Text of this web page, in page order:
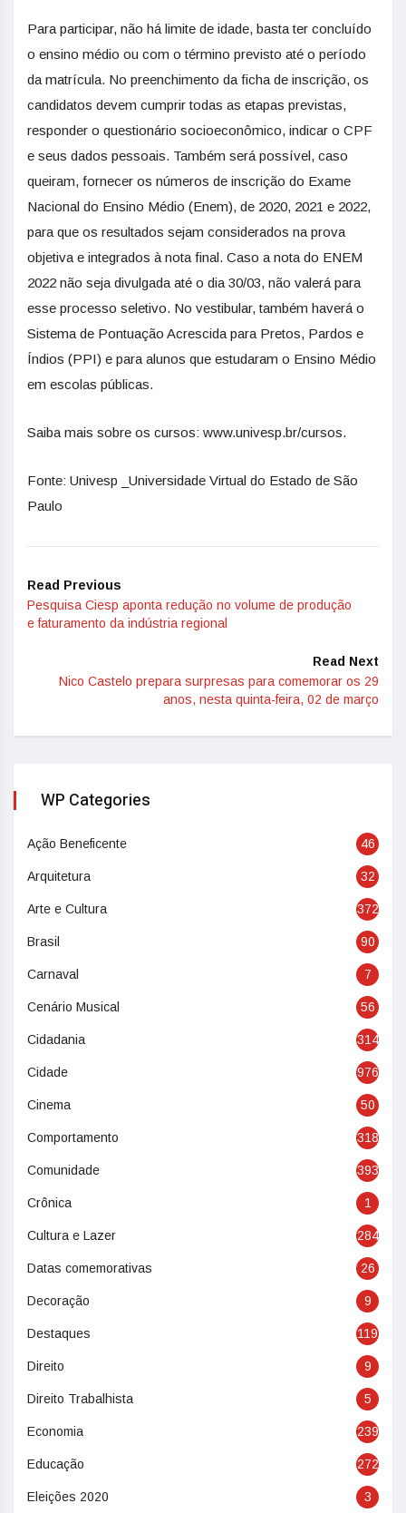
Para participar, não há limite de idade, basta ter concluído
o ensino médio ou com o término previsto até o período
da matrícula. No preenchimento da ficha de inscrição, os
candidatos devem cumprir todas as etapas previstas,
responder o questionário socioeconômico, indicar o CPF
e seus dados pessoais. Também será possível, caso
queiram, fornecer os números de inscrição do Exame
Nacional do Ensino Médio (Enem), de 2020, 2021 e 2022,
para que os resultados sejam considerados na prova
objetiva e integrados à nota final. Caso a nota do ENEM
2022 não seja divulgada até o dia 30/03, não valerá para
esse processo seletivo. No vestibular, também haverá o
Sistema de Pontuação Acrescida para Pretos, Pardos e
Índios (PPI) e para alunos que estudaram o Ensino Médio
em escolas públicas.
Saiba mais sobre os cursos: www.univesp.br/cursos.
Fonte: Univesp _Universidade Virtual do Estado de São
Paulo
Read Previous
Pesquisa Ciesp aponta redução no volume de produção
e faturamento da indústria regional
Read Next
Nico Castelo prepara surpresas para comemorar os 29
anos, nesta quinta-feira, 02 de março
WP Categories
Ação Beneficente 46
Arquitetura 32
Arte e Cultura 372
Brasil 90
Carnaval 7
Cenário Musical 56
Cidadania 314
Cidade 976
Cinema 50
Comportamento 318
Comunidade 393
Crônica 1
Cultura e Lazer 284
Datas comemorativas 26
Decoração 9
Destaques 119
Direito 9
Direito Trabalhista 5
Economia 239
Educação 272
Eleições 2020 3